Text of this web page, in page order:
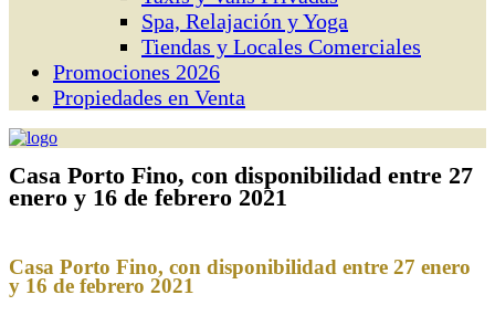
Spa, Relajación y Yoga
Tiendas y Locales Comerciales
Promociones 2026
Propiedades en Venta
Casa Porto Fino, con disponibilidad entre 27
enero y 16 de febrero 2021
Casa Porto Fino, con disponibilidad entre 27 enero
y 16 de febrero 2021